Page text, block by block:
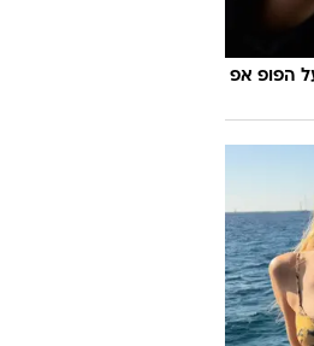
הפופ אפ